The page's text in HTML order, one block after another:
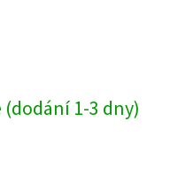
1-3 dny)